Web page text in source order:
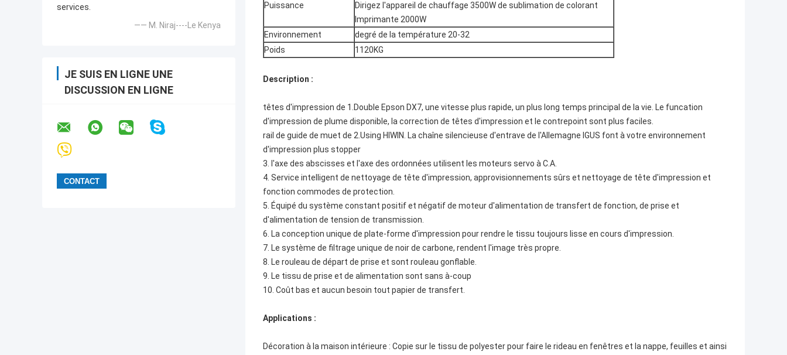
services.
—— M. Niraj----Le Kenya
JE SUIS EN LIGNE UNE
DISCUSSION EN LIGNE
Puissance
Dirigez l'appareil de chauffage 3500W de sublimation de colorant
Imprimante 2000W
Environnement
degré de la température 20-32
Poids
1120KG
Description :
têtes d'impression de 1.Double Epson DX7, une vitesse plus rapide, un plus long temps principal de la vie. Le funcation
d'impression de plume disponible, la correction de têtes d'impression et le contrepoint sont plus faciles.
rail de guide de muet de 2.Using HIWIN. La chaîne silencieuse d'entrave de l'Allemagne IGUS font à votre environnement
d'impression plus stopper
3. l'axe des abscisses et l'axe des ordonnées utilisent les moteurs servo à C.A.
4. Service intelligent de nettoyage de tête d'impression, approvisionnements sûrs et nettoyage de tête d'impression et
fonction commodes de protection.
5. Équipé du système constant positif et négatif de moteur d'alimentation de transfert de fonction, de prise et
d'alimentation de tension de transmission.
6. La conception unique de plate-forme d'impression pour rendre le tissu toujours lisse en cours d'impression.
7. Le système de filtrage unique de noir de carbone, rendent l'image très propre.
8. Le rouleau de départ de prise et sont rouleau gonflable.
9. Le tissu de prise et de alimentation sont sans à-coup
10. Coût bas et aucun besoin tout papier de transfert.
Applications :
Décoration à la maison intérieure : Copie sur le tissu de polyester pour faire le rideau en fenêtres et la nappe, feuilles et ainsi